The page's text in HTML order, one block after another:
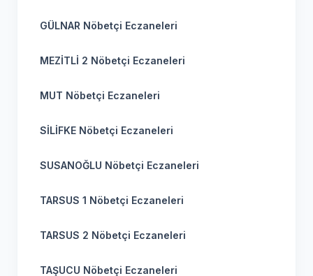
GÜLNAR Nöbetçi Eczaneleri
MEZİTLİ 2 Nöbetçi Eczaneleri
MUT Nöbetçi Eczaneleri
SİLİFKE Nöbetçi Eczaneleri
SUSANOĞLU Nöbetçi Eczaneleri
TARSUS 1 Nöbetçi Eczaneleri
TARSUS 2 Nöbetçi Eczaneleri
TAŞUCU Nöbetçi Eczaneleri